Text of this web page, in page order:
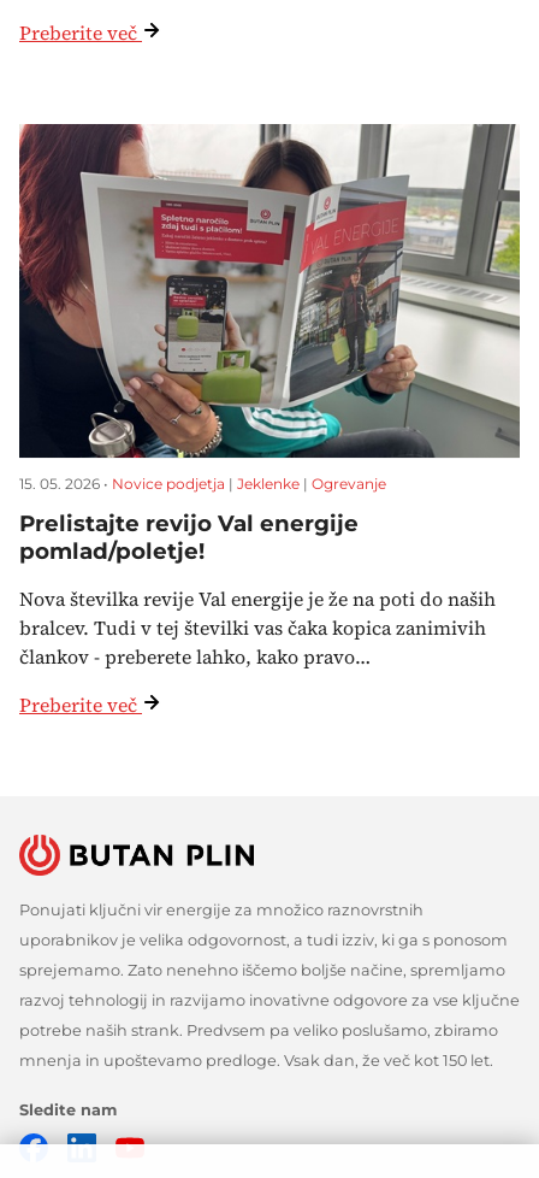
Preberite več
15. 05. 2026 • Novice podjetja | Jeklenke | Ogrevanje
Prelistajte revijo Val energije
pomlad/poletje!
Nova številka revije Val energije je že na poti do naših
bralcev. Tudi v tej številki vas čaka kopica zanimivih
člankov - preberete lahko, kako pravo…
Preberite več
Ponujati ključni vir energije za množico raznovrstnih
uporabnikov je velika odgovornost, a tudi izziv, ki ga s ponosom
sprejemamo. Zato nenehno iščemo boljše načine, spremljamo
razvoj tehnologij in razvijamo inovativne odgovore za vse ključne
potrebe naših strank. Predvsem pa veliko poslušamo, zbiramo
mnenja in upoštevamo predloge. Vsak dan, že več kot 150 let.
Sledite nam
Facebook
LinkedinYoutube